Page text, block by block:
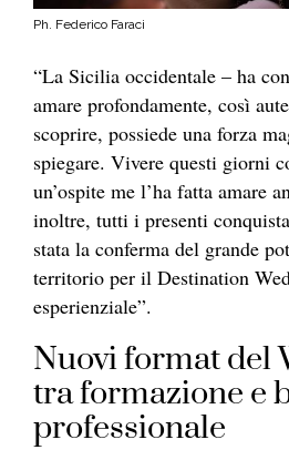
Ph. Federico Faraci
“La Sicilia occidentale – ha
amare profondamente, così
scoprire, possiede una forza
spiegare. Vivere questi giorni
un’ospite me l’ha fatta amare
inoltre, tutti i presenti
stata la conferma del grande
territorio per il Destination
esperienziale”.
Nuovi format del
tra formazione e
professionale